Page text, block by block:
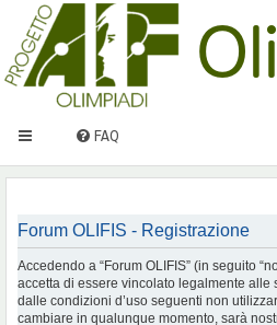
FAQ
Forum OLIFIS - Registrazione
Accedendo a “Forum OLIFIS” (in seguito
accetta di essere vincolato legalmente alle
dalle condizioni d’uso seguenti non
cambiare in qualunque momento, sarà